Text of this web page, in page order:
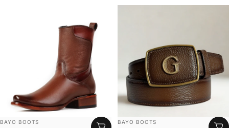
MARCA:
BAYO BOOTS MARCA:
BAYO BOOTS